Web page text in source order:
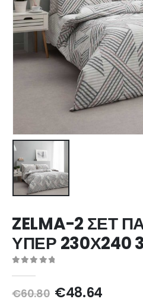
ZELMA-2 ΣΕΤ
ΥΠΕΡ 230Χ240
€60.80 Original
€48.64Η